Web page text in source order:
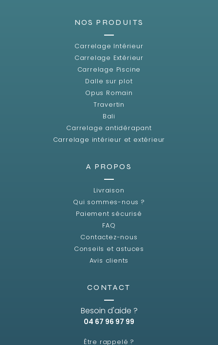
NOS PRODUITS
Carrelage Intérieur
Carrelage Extérieur
Carrelage Piscine
Dalle sur plot
Opus Romain
Travertin
Bali
Carrelage antidérapant
Carrelage intérieur et extérieur
A PROPOS
Livraison
Qui sommes-nous ?
Paiement sécurisé
FAQ
Contactez-nous
Conseils et astuces
Avis clients
CONTACT
Besoin d'aide ?
04 67 96 97 99
Être rappelé ?